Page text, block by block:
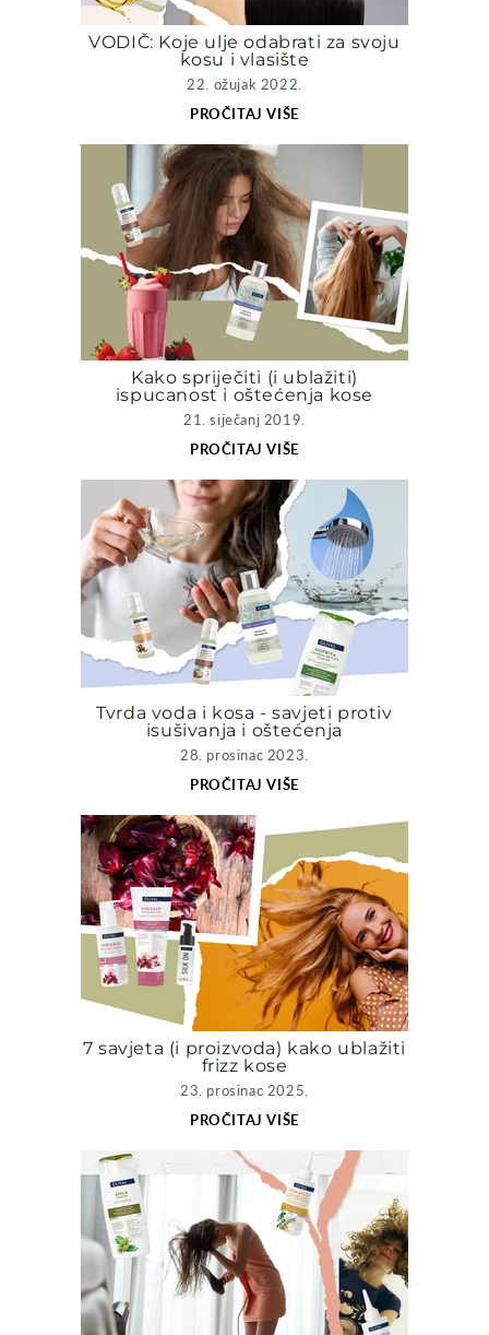
VODIČ: Koje ulje odabrati za svoju
kosu i vlasište
22. ožujak 2022.
PROČITAJ VIŠE
Kako spriječiti (i ublažiti)
ispucanost i oštećenja kose
21. siječanj 2019.
PROČITAJ VIŠE
Tvrda voda i kosa - savjeti protiv
isušivanja i oštećenja
28. prosinac 2023.
PROČITAJ VIŠE
7 savjeta (i proizvoda) kako ublažiti
frizz kose
23. prosinac 2025.
PROČITAJ VIŠE